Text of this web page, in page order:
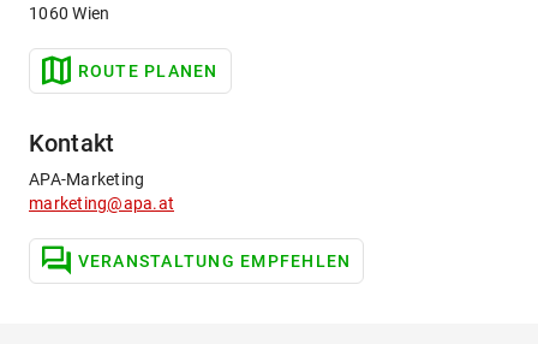
1060 Wien
ROUTE PLANEN
Kontakt
APA-Marketing
marketing@apa.at
VERANSTALTUNG EMPFEHLEN